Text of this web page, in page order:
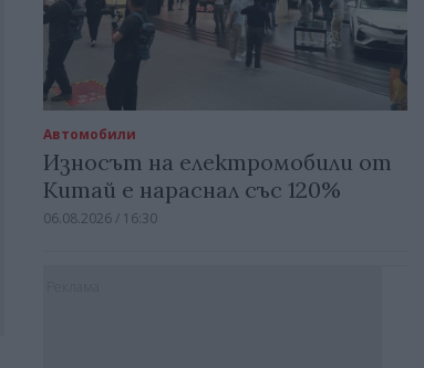
Автомобили
Износът на електромобили от
Китай е нараснал със 120%
06.08.2026 / 16:30